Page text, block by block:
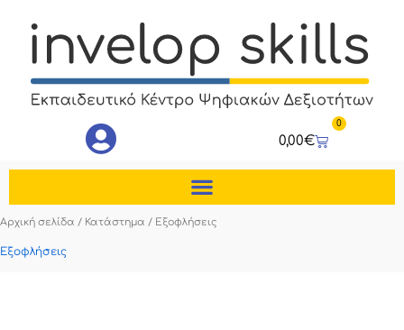
περιεχόμενο
0,00€
0
Cart
Αρχική σελίδα / Κατάστημα / Εξοφλήσεις
Εξοφλήσεις